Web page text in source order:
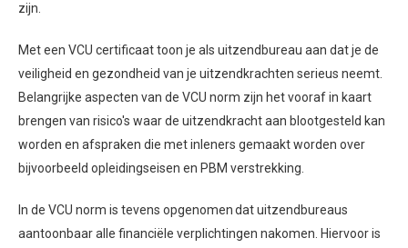
zijn.
Met een VCU certificaat toon je als uitzendbureau aan dat je de
veiligheid en gezondheid van je uitzendkrachten serieus neemt.
Belangrijke aspecten van de VCU norm zijn het vooraf in kaart
brengen van risico's waar de uitzendkracht aan blootgesteld kan
worden en afspraken die met inleners gemaakt worden over
bijvoorbeeld opleidingseisen en PBM verstrekking.
In de VCU norm is tevens opgenomen dat uitzendbureaus
aantoonbaar alle financiële verplichtingen nakomen. Hiervoor is